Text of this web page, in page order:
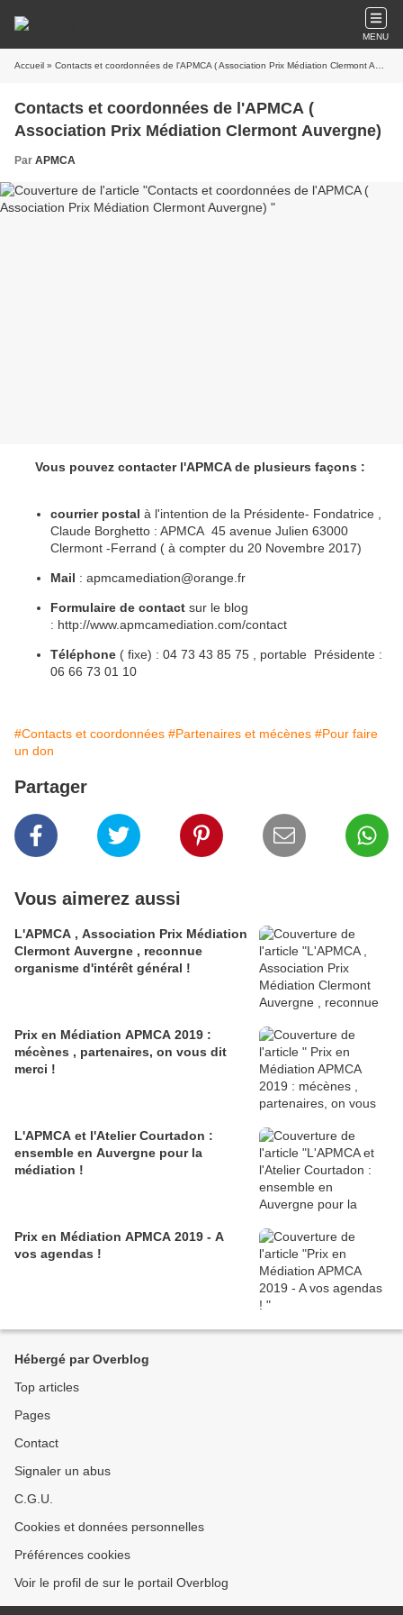
MENU
Accueil » Contacts et coordonnées de l'APMCA ( Association Prix Médiation Clermont Auvergne)
Contacts et coordonnées de l'APMCA (
Association Prix Médiation Clermont Auvergne)
Par APMCA
Vous pouvez contacter l'APMCA de plusieurs façons :
courrier postal à l'intention de la Présidente- Fondatrice ,
Claude Borghetto : APMCA 45 avenue Julien 63000
Clermont -Ferrand ( à compter du 20 Novembre 2017)
Mail : apmcamediation@orange.fr
Formulaire de contact sur le blog
: http://www.apmcamediation.com/contact
Téléphone ( fixe) : 04 73 43 85 75 , portable Présidente :
06 66 73 01 10
#Contacts et coordonnées #Partenaires et mécènes #Pour faire
un don
Partager
Vous aimerez aussi
L'APMCA , Association Prix Médiation
Clermont Auvergne , reconnue
organisme d'intérêt général !
Prix en Médiation APMCA 2019 :
mécènes , partenaires, on vous dit
merci !
L'APMCA et l'Atelier Courtadon :
ensemble en Auvergne pour la
médiation !
Prix en Médiation APMCA 2019 - A
vos agendas !
Hébergé par Overblog
Top articles
Pages
Contact
Signaler un abus
C.G.U.
Cookies et données personnelles
Préférences cookies
Voir le profil de sur le portail Overblog